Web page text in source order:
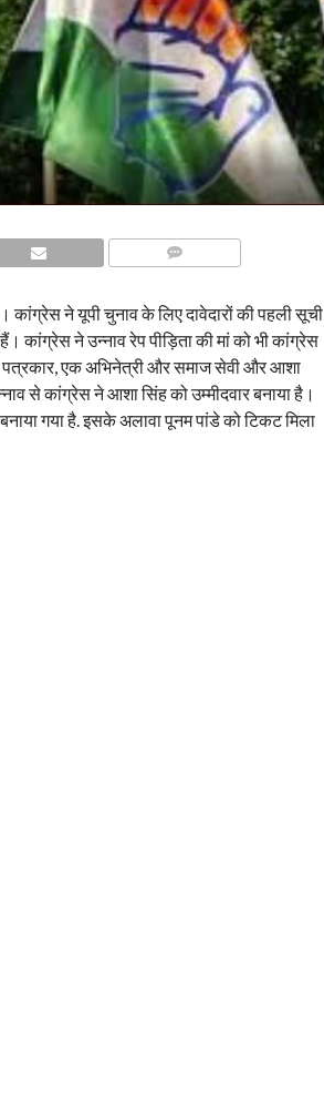
ने यूपी चुनाव के लिए दावेदारों की पहली सूची
कांग्रेस ने उन्नाव रेप पीड़िता की मां को भी कांग्रेस
पत्रकार, एक अभिनेत्री और समाज सेवी और आशा
से कांग्रेस ने आशा सिंह को उम्मीदवार बनाया है।
गया है. इसके अलावा पूनम पांडे को टिकट मिला